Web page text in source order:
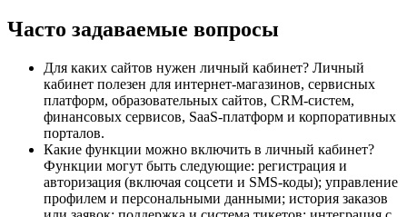
Часто задаваемые вопросы
Для каких сайтов нужен личный кабинет? Личный
кабинет полезен для интернет-магазинов, сервисных
платформ, образовательных сайтов, CRM-систем,
финансовых сервисов, SaaS-платформ и корпоративных
порталов.
Какие функции можно включить в личный кабинет?
Функции могут быть следующие: регистрация и
авторизация (включая соцсети и SMS-коды); управление
профилем и персональными данными; история заказов